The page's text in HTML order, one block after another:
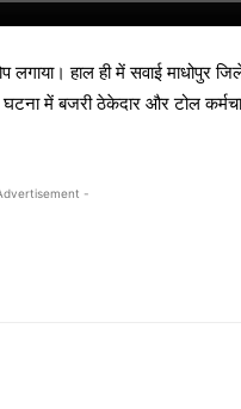
लगाया। हाल ही में सवाई
में बजरी ठेकेदार और टोल
-